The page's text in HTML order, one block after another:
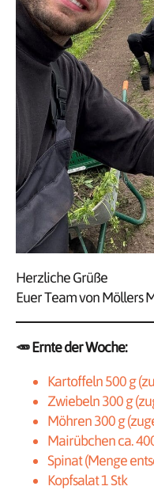
Herzliche Grüße
Euer Team von Möllers
🥕Ernte der Woche:
Kartoffeln 500 g
Zwiebeln 300 g
Möhren 300 g
Mairübchen ca.
Spinat (Menge
Kopfsalat 1 Stk